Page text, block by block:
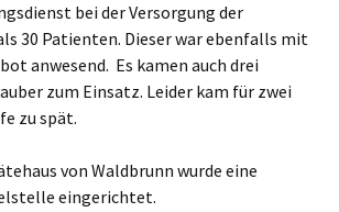
bei der Versorgung der
30 Patienten. Dieser war ebenfalls mit
anwesend. Es kamen auch drei
zum Einsatz. Leider kam für zwei
zu spät.
von Waldbrunn wurde eine
eingerichtet.